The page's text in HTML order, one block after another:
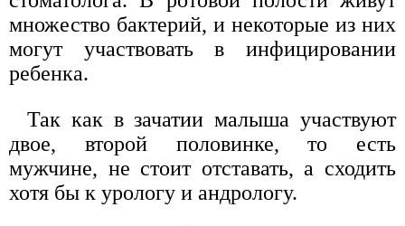
множество бактерий, и некоторые из них
могут участвовать в инфицировании
ребенка.
Так как в зачатии малыша участвуют
двое, второй половинке, то есть
мужчине, не стоит отставать, а сходить
хотя бы к урологу и андрологу.